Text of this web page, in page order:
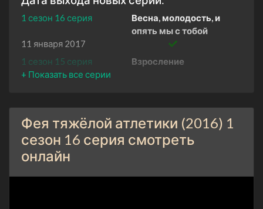
1 сезон 16 серия
Весна, молодость, и
опять мы с тобой
11 января 2017
1 сезон 15 серия
Взросление
5 января 2017
1 сезон 13 серия
Закругли любовь —
выйдет ревность
28 декабря 2016
22 декабря 2016
Фея тяжёлой атлетики (2016) 1
сезон 16 серия смотреть
онлайн